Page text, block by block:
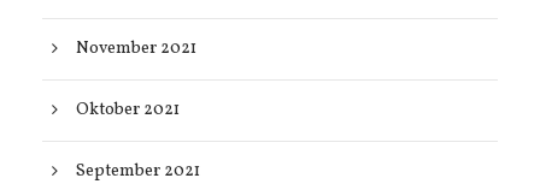
November 2021
Oktober 2021
September 2021